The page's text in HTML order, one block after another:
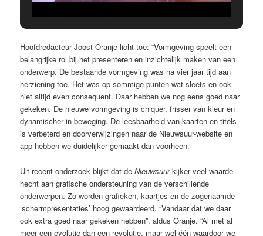
Hoofdredacteur Joost Oranje licht toe: “Vormgeving speelt een
belangrijke rol bij het presenteren en inzichtelijk maken van een
onderwerp. De bestaande vormgeving was na vier jaar tijd aan
herziening toe. Het was op sommige punten wat sleets en ook
niet altijd even consequent. Daar hebben we nog eens goed naar
gekeken. De nieuwe vormgeving is chiquer, frisser van kleur en
dynamischer in beweging. De leesbaarheid van kaarten en titels
is verbeterd en doorverwijzingen naar de Nieuwsuur-website en
app hebben we duidelijker gemaakt dan voorheen.”
Uit recent onderzoek blijkt dat deNieuwsuur-kijker veel waarde
hecht aan grafische ondersteuning van de verschillende
onderwerpen. Zo worden grafieken, kaartjes en de zogenaamde
‘schermpresentaties’ hoog gewaardeerd. “Vandaar dat we daar
ook extra goed naar gekeken hebben”, aldus Oranje. “Al met al
meer een evolutie dan een revolutie, maar wel één waardoor we